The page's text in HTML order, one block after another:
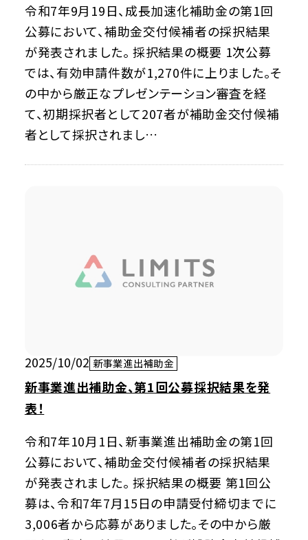
令和7年9月19日、成長加速化補助金の第1回
公募において、補助金交付候補者の採択結果
が発表されました。 採択結果の概要 1次公募
では、有効申請件数が1,270件に上りました。そ
の中から厳正なプレゼンテーション審査を経
て、初期採択者として207者が補助金交付候補
者として採択されまし…
2025/10/02 新事業進出補助金
新事業進出補助金、第1回公募採択結果を発
表！
令和7年10月1日、新事業進出補助金の第1回
公募において、補助金交付候補者の採択結果
が発表されました。 採択結果の概要 第1回公
募は、令和7年7月15日の申請受付締切までに
3,006者から応募がありました。その中から厳